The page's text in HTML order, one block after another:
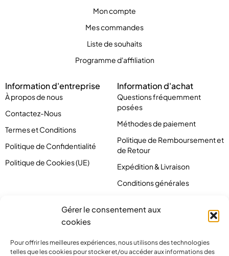
Gérer le consentement aux
cookies
Pour offrir les meilleures expériences, nous utilisons des technologies
telles que les cookies pour stocker et/ou accéder aux informations des
Mon compte
Mes commandes
Liste de souhaits
Programme d'affiliation
Information d'entreprise
À propos de nous
Contactez-Nous
Termes et Conditions
Politique de Confidentialité
Politique de Cookies (UE)
Information d'achat
Questions fréquemment
posées
Méthodes de paiement
Politique de Remboursement et
de Retour
Expédition & Livraison
Conditions générales